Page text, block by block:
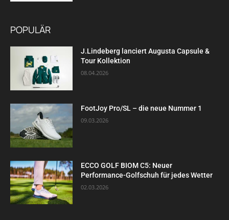
POPULÄR
J.Lindeberg lanciert Augusta Capsule &
Tour Kollektion
08.04.2026
FootJoy Pro/SL – die neue Nummer 1
09.03.2026
ECCO GOLF BIOM C5: Neuer
Performance-Golfschuh für jedes Wetter
02.03.2026